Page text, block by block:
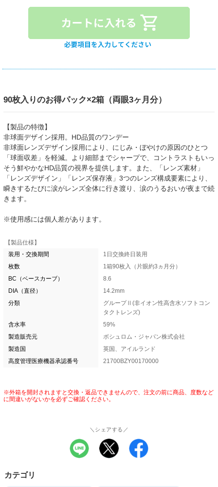
90枚入りのお得パック×2箱（両眼3ヶ月分）
【製品の特徴】
非球面デザイン採用。HD品質のワンデー
非球面レンズデザイン採用により、にじみ・ぼやけの原因のひとつ
「球面収差」を軽減。より細部までシャープで、コントラストもいっ
そう鮮やかなHD品質の視界を提供します。また、「レンズ素材」
「レンズデザイン」「レンズ保存液」3つのレンズ構成要素により、
瞬きするたびに涙がレンズ全体に行き渡り、涙のうるおいが夜まで続
きます。
※使用感には個人差があります。
【製品仕様】
装用・交換期間
1日交換終日装用
枚数
1箱90枚入（片眼約3ヵ月分）
BC（ベースカーブ）
8.6
DIA（直径）
14.2mm
分類
グループⅡ(非イオン性高含水ソフトコン
タクトレンズ)
含水率
59%
製造販売元
ボシュロム・ジャパン株式会社
製造国
英国、アイルランド
高度管理医療機器承認番号
21700BZY00170000
※外箱を開封されますと交換・返品できませんので、注文の前に商品、度数など
に間違いがないかを必ずご確認ください。
＼シェアする／
カテゴリ